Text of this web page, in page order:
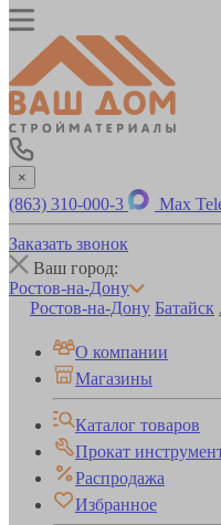
×
(863) 310-000-3 Max
Заказать звонок
Ваш город:
Ростов-на-Дону
Ростов-на-Дону Батайск
О компании
Магазины
Каталог товаров
Прокат
Распродажа
Избранное